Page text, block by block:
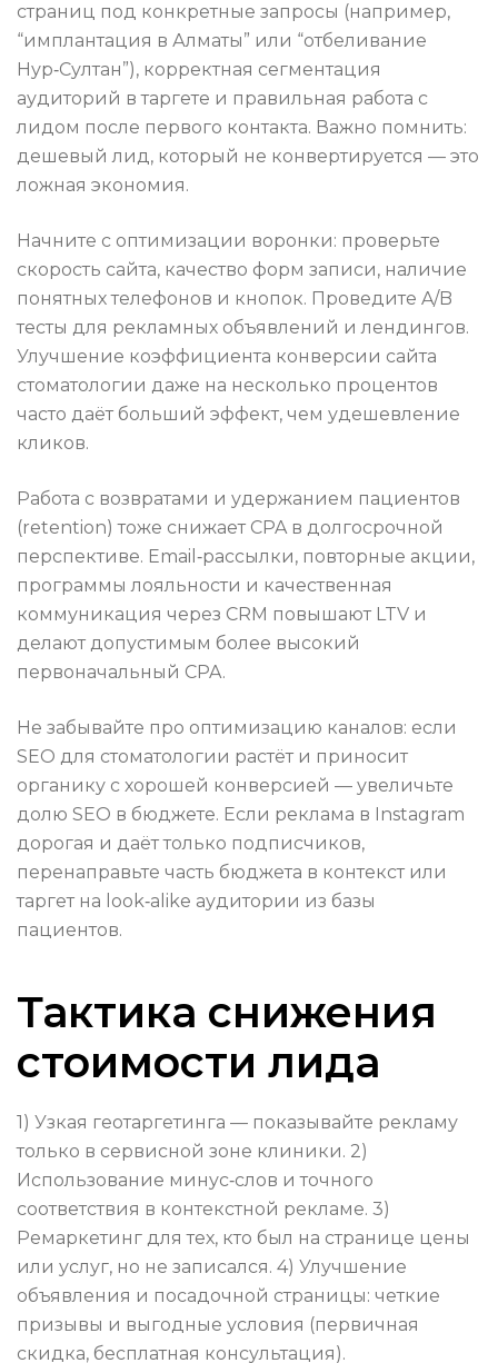
страниц под конкретные запросы (например,
“имплантация в Алматы” или “отбеливание
Нур‑Султан”), корректная сегментация
аудиторий в таргете и правильная работа с
лидом после первого контакта. Важно помнить:
дешевый лид, который не конвертируется — это
ложная экономия.
Начните с оптимизации воронки: проверьте
скорость сайта, качество форм записи, наличие
понятных телефонов и кнопок. Проведите A/B
тесты для рекламных объявлений и лендингов.
Улучшение коэффициента конверсии сайта
стоматологии даже на несколько процентов
часто даёт больший эффект, чем удешевление
кликов.
Работа с возвратами и удержанием пациентов
(retention) тоже снижает CPA в долгосрочной
перспективе. Email‑рассылки, повторные акции,
программы лояльности и качественная
коммуникация через CRM повышают LTV и
делают допустимым более высокий
первоначальный CPA.
Не забывайте про оптимизацию каналов: если
SEO для стоматологии растёт и приносит
органику с хорошей конверсией — увеличьте
долю SEO в бюджете. Если реклама в Instagram
дорогая и даёт только подписчиков,
перенаправьте часть бюджета в контекст или
таргет на look‑alike аудитории из базы
пациентов.
Тактика снижения
стоимости лида
1) Узкая геотаргетинга — показывайте рекламу
только в сервисной зоне клиники. 2)
Использование минус‑слов и точного
соответствия в контекстной рекламе. 3)
Ремаркетинг для тех, кто был на странице цены
или услуг, но не записался. 4) Улучшение
объявления и посадочной страницы: четкие
призывы и выгодные условия (первичная
скидка, бесплатная консультация).